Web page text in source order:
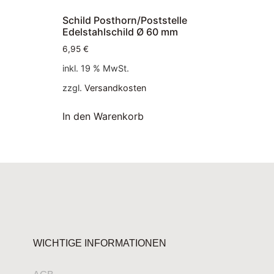
Schild Posthorn/Poststelle
Edelstahlschild Ø 60 mm
6,95 €
inkl. 19 % MwSt.
zzgl. Versandkosten
In den Warenkorb
WICHTIGE INFORMATIONEN